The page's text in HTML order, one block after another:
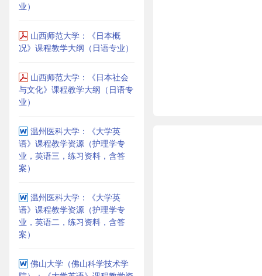
业）
山西师范大学：《日本概
况》课程教学大纲（日语专业）
山西师范大学：《日本社会
与文化》课程教学大纲（日语专
业）
温州医科大学：《大学英
语》课程教学资源（护理学专
业，英语三，练习资料，含答
案）
温州医科大学：《大学英
语》课程教学资源（护理学专
业，英语二，练习资料，含答
案）
佛山大学（佛山科学技术学